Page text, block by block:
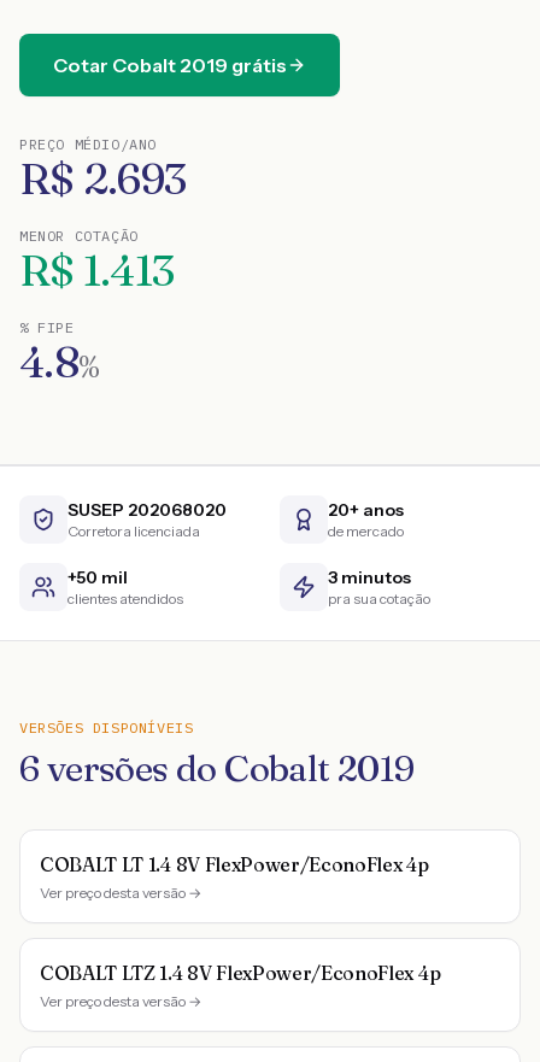
Cotar Cobalt 2019 grátis
PREÇO MÉDIO/ANO
R$ 2.693
MENOR COTAÇÃO
R$ 1.413
% FIPE
4.8%
SUSEP 202068020
Corretora licenciada
20+ anos
de mercado
+50 mil
clientes atendidos
3 minutos
pra sua cotação
VERSÕES DISPONÍVEIS
6versões do Cobalt 2019
COBALT LT 1.4 8V FlexPower/EconoFlex 4p
Ver preço desta versão →
COBALT LTZ 1.4 8V FlexPower/EconoFlex 4p
Ver preço desta versão →